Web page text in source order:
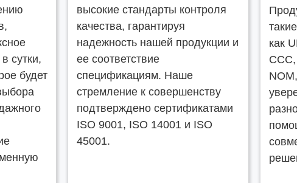
сутки,
будет
высокие стандарты контроля
качества, гарантируя
надежность нашей продукции и
ее соответствие
спецификациям. Наше
стремление к совершенству
подтверждено сертификатами
ISO 9001, ISO 14001 и ISO
45001.
как